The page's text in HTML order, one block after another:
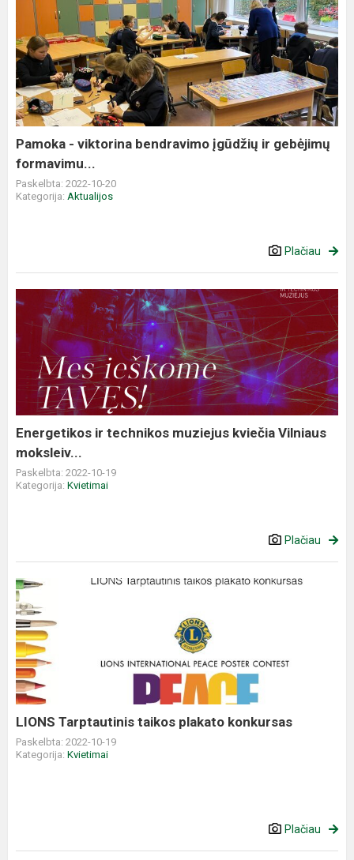
Pamoka
-
viktorina
bendravimo
įgūdžių
ir
gebėjimų
formavimu...
Pamoka - viktorina bendravimo įgūdžių ir gebėjimų
formavimu...
Paskelbta: 2022-10-20
Kategorija: Aktualijos
Plačiau
Energetikos
technikos
muziejus
kviečia
Vilniaus
moksleiv...
Energetikos ir technikos muziejus kviečia Vilniaus
moksleiv...
Paskelbta: 2022-10-19
Kategorija: Kvietimai
Plačiau
LIONS
Tarptautinis
taikos
plakato
konkursas
LIONS Tarptautinis taikos plakato konkursas
Paskelbta: 2022-10-19
Kategorija: Kvietimai
Plačiau